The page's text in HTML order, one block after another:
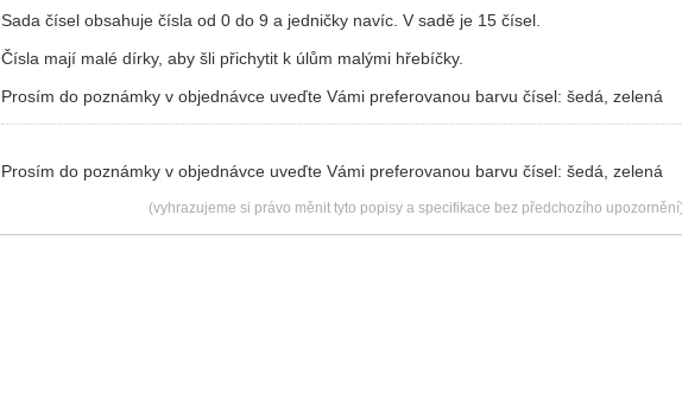
Sada čísel obsahuje čísla od 0 do 9 a jedničky navíc. V sadě je 15 čísel.
Čísla mají malé dírky, aby šli přichytit k úlům malými hřebíčky.
Prosím do poznámky v objednávce uveďte Vámi preferovanou barvu čísel: šedá, zelená
Prosím do poznámky v objednávce uveďte Vámi preferovanou barvu čísel: šedá, zelená
(vyhrazujeme si právo měnit tyto popisy a specifikace bez předchozího